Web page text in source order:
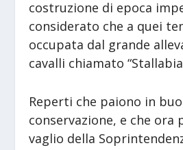
costruzione di epoca
considerato che a quei
occupata dal grande
cavalli chiamato
Reperti che paiono in
conservazione, e che ora
vaglio della